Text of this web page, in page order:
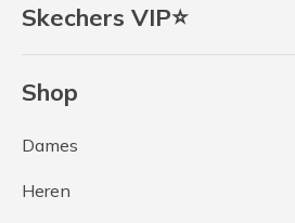
Skechers VIP⭐
Shop
Dames
Heren